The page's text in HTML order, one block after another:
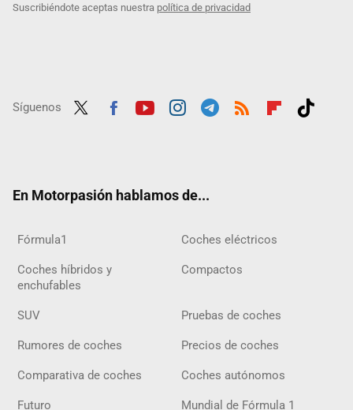
Suscribiéndote aceptas nuestra política de privacidad
Síguenos
En Motorpasión hablamos de...
Fórmula1 Coches eléctricos
Coches híbridos y
enchufables
Compactos
SUV Pruebas de coches
Rumores de coches Precios de coches
Comparativa de coches Coches autónomos
Futuro Mundial de Fórmula 1